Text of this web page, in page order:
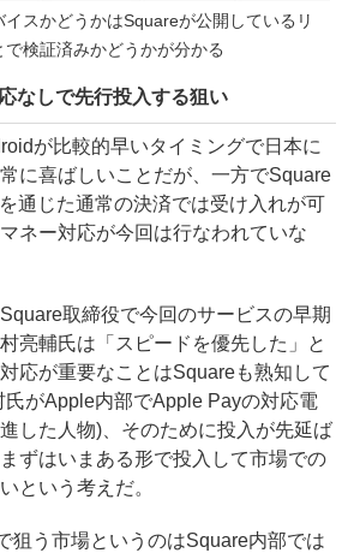
スかどうかはSquareが公開しているリ
で検証済みかどうかが分かる
なしで先行投入する狙い
が比較的早いタイミングで日本に
に喜ばしいことだが、一方でSquare
通じた通常の決済では受け入れが可
ネー対応が今回は行なわれていな
取締役で今回のサービスの早期
亮輔氏は「スピードを優先した」と
応が重要なことはSquareも熟知して
氏がApple内部でApple Payの対応電
した人物)、そのために投入が先延ば
ずはいまある形で投入して市場での
という考えだ。
狙う市場というのはSquare内部では